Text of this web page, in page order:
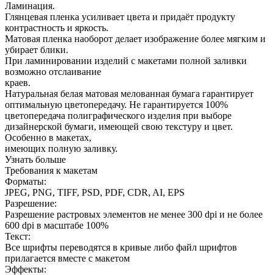
Ламинация.
Глянцевая пленка усиливает цвета и придаёт продукту
контрастность и яркость.
Матовая пленка наоборот делает изображение более мягким и
убирает блики.
При ламинировании изделий с макетами полной заливки
возможно отслаивание
краев.
Натуральная белая матовая мелованная бумага гарантирует
оптимальную цветопередачу. Не гарантируется 100%
цветопередача полиграфического изделия при выборе
дизайнерской бумаги, имеющей свою текстуру и цвет.
Особенно в макетах,
имеющих полную заливку.
Узнать больше
Требования к макетам
Форматы:
JPEG, PNG, TIFF, PSD, PDF, CDR, AI, EPS
Разрешение:
Разрешение растровых элементов не менее 300 dpi и не более
600 dpi в масштабе 100%
Текст:
Все шрифты переводятся в кривые либо файл шрифтов
прилагается вместе с макетом
Эффекты: